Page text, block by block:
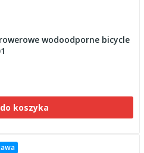
wodoodporne bicycle
koszyka